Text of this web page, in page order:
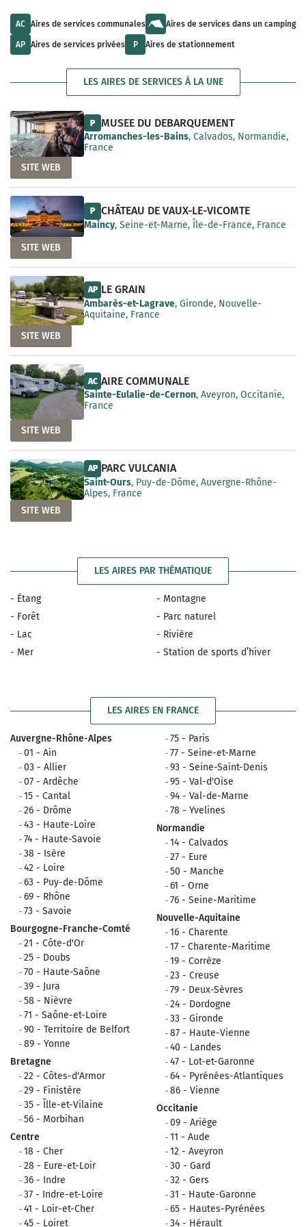
i
l
b
l
t
s
v
a
a
e
l
t
a
v
l
l
e
AC Aires de services communales Aires de services dans un camping
AP Aires de services privées P Aires de stationnement
LES AIRES DE SERVICES À LA UNE
P MUSEE DU DEBARQUEMENT
Arromanches-les-Bains, Calvados, Normandie,
France
SITE WEB
P CHÂTEAU DE VAUX-LE-VICOMTE
Maincy, Seine-et-Marne, Île-de-France, France
SITE WEB
AP LE GRAIN
Ambarès-et-Lagrave, Gironde, Nouvelle-
Aquitaine, France
SITE WEB
AC AIRE COMMUNALE
Sainte-Eulalie-de-Cernon, Aveyron, Occitanie,
France
SITE WEB
AP PARC VULCANIA
Saint-Ours, Puy-de-Dôme, Auvergne-Rhône-
Alpes, France
SITE WEB
LES AIRES PAR THÉMATIQUE
- Étang
- Forêt
- Lac
- Mer
- Montagne
- Parc naturel
- Rivière
- Station de sports d’hiver
LES AIRES EN FRANCE
Auvergne-Rhône-Alpes
01 - Ain
03 - Allier
07 - Ardêche
15 - Cantal
26 - Drôme
43 - Haute-Loire
74 - Haute-Savoie
38 - Isère
42 - Loire
63 - Puy-de-Dôme
69 - Rhône
73 - Savoie
Bourgogne-Franche-Comté
21 - Côte-d'Or
25 - Doubs
70 - Haute-Saône
39 - Jura
58 - Nièvre
71 - Saône-et-Loire
90 - Territoire de Belfort
89 - Yonne
Bretagne
22 - Côtes-d'Armor
29 - Finistère
35 - Îlle-et-Vilaine
56 - Morbihan
Centre
18 - Cher
28 - Eure-et-Loir
36 - Indre
37 - Indre-et-Loire
41 - Loir-et-Cher
45 - Loiret
75 - Paris
77 - Seine-et-Marne
93 - Seine-Saint-Denis
95 - Val-d'Oise
94 - Val-de-Marne
78 - Yvelines
Normandie
14 - Calvados
27 - Eure
50 - Manche
61 - Orne
76 - Seine-Maritime
Nouvelle-Aquitaine
16 - Charente
17 - Charente-Maritime
19 - Corrèze
23 - Creuse
79 - Deux-Sèvres
24 - Dordogne
33 - Gironde
87 - Haute-Vienne
40 - Landes
47 - Lot-et-Garonne
64 - Pyrénées-Atlantiques
86 - Vienne
Occitanie
09 - Ariège
11 - Aude
12 - Aveyron
30 - Gard
32 - Gers
31 - Haute-Garonne
65 - Hautes-Pyrénées
34 - Hérault